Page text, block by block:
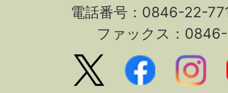
電話番号：0846-22-
ファックス：